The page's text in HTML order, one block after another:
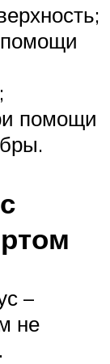
помощи
помощи
–
не